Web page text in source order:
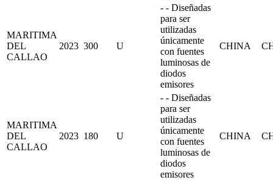
MARITIMA
DEL
CALLAO
2023 300 U
- - Diseñadas
para ser
utilizadas
únicamente
con fuentes
luminosas de
diodos
emisores
CHINA
MARITIMA
DEL
CALLAO
2023 180 U
- - Diseñadas
para ser
utilizadas
únicamente
con fuentes
luminosas de
diodos
emisores
CHINA